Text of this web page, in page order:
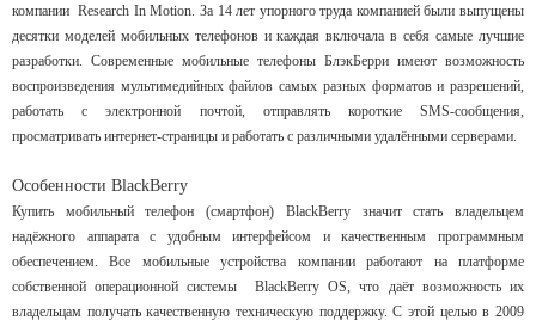
компании Research In Motion. За 14 лет упорного труда компанией были выпущены
десятки моделей мобильных телефонов и каждая включала в себя самые лучшие
разработки. Современные мобильные телефоны БлэкБерри имеют возможность
воспроизведения мультимедийных файлов самых разных форматов и разрешений,
работать с электронной почтой, отправлять короткие SMS-сообщения,
просматривать интернет-страницы и работать с различными удалёнными серверами.
Особенности BlackBerry
Купить мобильный телефон (смартфон) BlackBerry значит стать владельцем
надёжного аппарата с удобным интерфейсом и качественным программным
обеспечением. Все мобильные устройства компании работают на платформе
собственной операционной системы BlackBerry OS, что даёт возможность их
владельцам получать качественную техническую поддержку. С этой целью в 2009